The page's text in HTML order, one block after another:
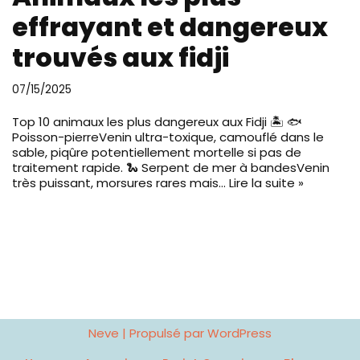
effrayant et dangereux
trouvés aux fidji
07/15/2025
Top 10 animaux les plus dangereux aux Fidji 🏝️ 🐟
Poisson-pierreVenin ultra-toxique, camouflé dans le
sable, piqûre potentiellement mortelle si pas de
traitement rapide. 🐍 Serpent de mer à bandesVenin
très puissant, morsures rares mais… Lire la suite »
Neve | Propulsé parWordPress